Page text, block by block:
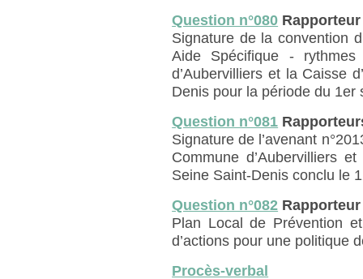
Question n°080
Signature de la convention
Aide Spécifique -
d’Aubervilliers et la Caisse
Denis pour la période du
Question n°081
Signature de l’avenant
Commune d’Aubervilliers
Seine Saint-Denis conclu le
Question n°082
Plan Local de Prévention
d’actions pour une politique
Procès-verbal